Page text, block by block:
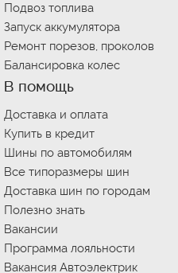
Подвоз топлива
Запуск аккумулятора
Ремонт порезов, проколов
Балансировка колес
В помощь
Доставка и оплата
Купить в кредит
Шины по автомобилям
Все типоразмеры шин
Доставка шин по городам
Полезно знать
Вакансии
Программа лояльности
Вакансия Автоэлектрик